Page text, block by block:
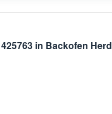
in Backofen Herd